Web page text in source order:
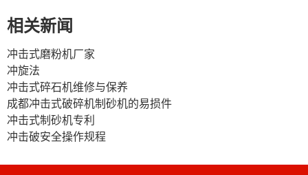
相关新闻
冲击式磨粉机厂家
冲旋法
冲击式碎石机维修与保养
成都冲击式破碎机制砂机的易损件
冲击式制砂机专利
冲击破安全操作规程